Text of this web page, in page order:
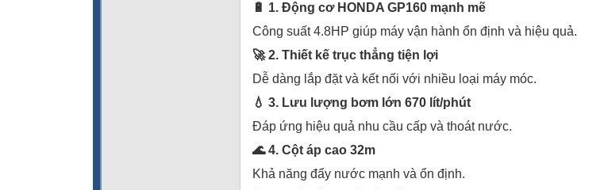
🔋 1. Động cơ HONDA GP160 mạnh mẽ
Công suất 4.8HP giúp máy vận hành ổn định và hiệu quả.
🚀2. Thiết kế trục thẳng tiện lợi
Dễ dàng lắp đặt và kết nối với nhiều loại máy móc.
💧 3. Lưu lượng bơm lớn 670 lít/phút
Đáp ứng hiệu quả nhu cầu cấp và thoát nước.
🌊4. Cột áp cao 32m
Khả năng đẩy nước mạnh và ổn định.